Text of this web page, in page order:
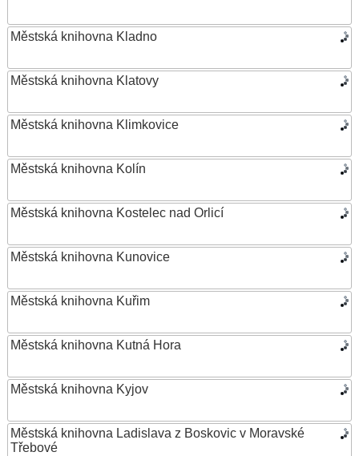
Městská knihovna Kladno
Městská knihovna Klatovy
Městská knihovna Klimkovice
Městská knihovna Kolín
Městská knihovna Kostelec nad Orlicí
Městská knihovna Kunovice
Městská knihovna Kuřim
Městská knihovna Kutná Hora
Městská knihovna Kyjov
Městská knihovna Ladislava z Boskovic v Moravské
Třebové